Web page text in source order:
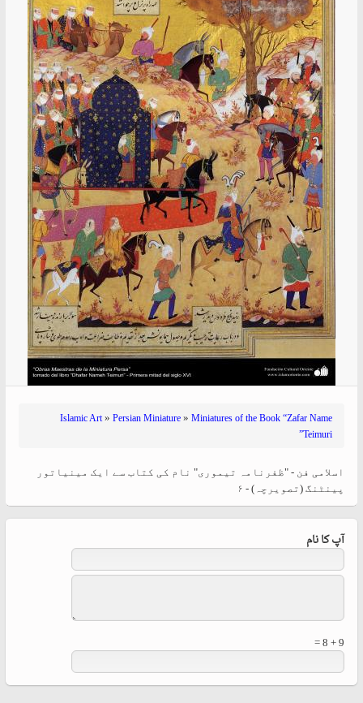
Islamic Art» Persian Miniature » Miniatures of the Book “Zafar Name
Teimuri”
اسلامی فن - "ظفرنامہ تیموری" نام کی کتاب سے ایک مینیاتور
پینٹنگ (تصویرچہ) - ۶
آپ کا نام
9 + 8 =